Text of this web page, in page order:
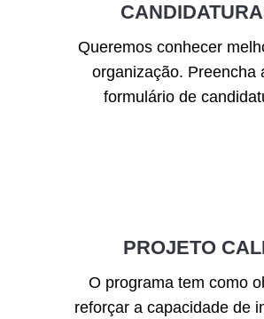
Queremos conhecer
organização. Preencha
formulário de
PROJETO
O programa tem como
reforçar a capacidade de